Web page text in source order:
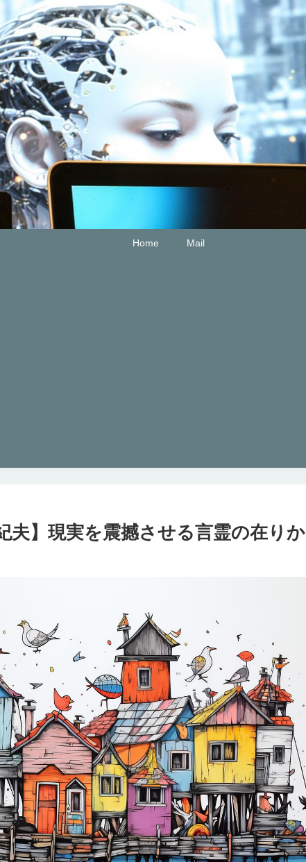
Home Mail
夫】現実を震撼させる言霊の在りか